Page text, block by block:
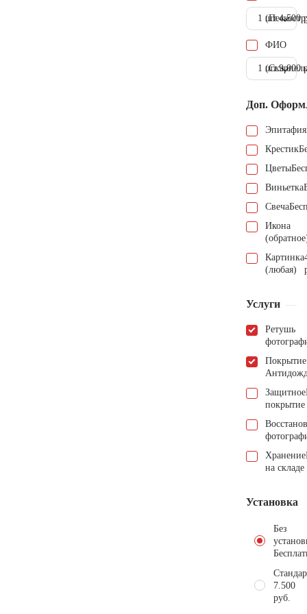
1 шт.4.500
ФИО
1 шт.9.000
Доп.
Эпитафия
Крестик
Цветы
Виньетка
Свеча
Икона
Картинка
(любая)
Услуги
Ретушь
Покрытие
Защитное
покрытие
Хранение
на складе
Установка
Без
7.500
руб.